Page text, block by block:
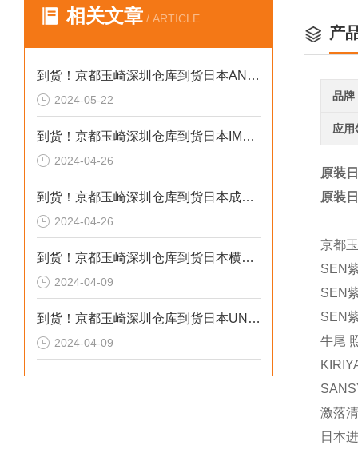
相关文章 / ARTICLE
到货！京都玉崎深圳仓库到货日本AND 电子秤HV-60KCEP
2024-05-22
到货！京都玉崎深圳仓库到货日本IMADA 推拉力计 DST-20N
2024-04-26
到货！京都玉崎深圳仓库到货日本成茂锻针仪MF2
2024-04-26
到货！京都玉崎深圳仓库到货日本横河 电导率仪传感器 SC8SG-R31-T-305-P1-A
2024-04-09
到货！京都玉崎深圳仓库到货日本UNITTA音波式皮带张力计U-550替换U-508
2024-04-09
产
品牌
应用
原装
原装
京都
SEN
SEN
SEN
牛尾
激落
日本